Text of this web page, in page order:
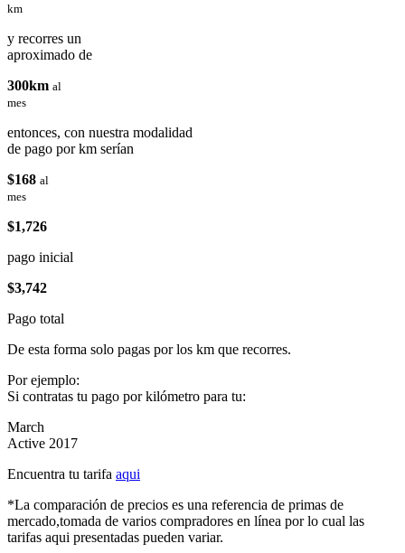
km
y recorres un
aproximado de
300km al
mes
entonces, con nuestra modalidad
de pago por km serían
$168 al
mes
$1,726
pago inicial
$3,742
Pago total
De esta forma solo pagas por los km que recorres.
Por ejemplo:
Si contratas tu pago por kilómetro para tu:
March
Active 2017
Encuentra tu tarifa aqui
*La comparación de precios es una referencia de primas de
mercado,tomada de varios compradores en línea por lo cual las
tarifas aqui presentadas pueden variar.